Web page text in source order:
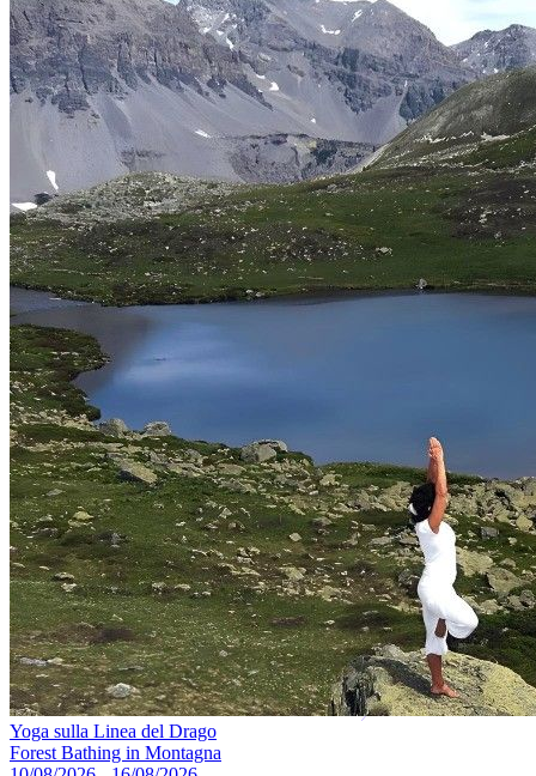
Yoga sulla Linea del Drago
Forest Bathing in Montagna